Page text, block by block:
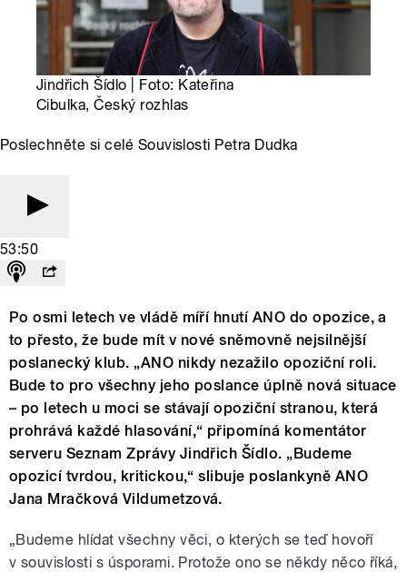
Jindřich Šídlo | Foto: Kateřina
Cibulka, Český rozhlas
Poslechněte si celé Souvislosti Petra Dudka
53:50
Po osmi letech ve vládě míří hnutí ANO do opozice, a
to přesto, že bude mít v nové sněmovně nejsilnější
poslanecký klub. „ANO nikdy nezažilo opoziční roli.
Bude to pro všechny jeho poslance úplně nová situace
– po letech u moci se stávají opoziční stranou, která
prohrává každé hlasování,“ připomíná komentátor
serveru Seznam Zprávy Jindřich Šídlo. „Budeme
opozicí tvrdou, kritickou,“ slibuje poslankyně ANO
Jana Mračková Vildumetzová.
„Budeme hlídat všechny věci, o kterých se teď hovoří
v souvislosti s úsporami. Protože ono se někdy něco říká,